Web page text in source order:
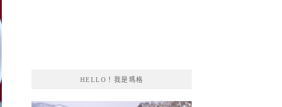
HELLO！我是瑪格